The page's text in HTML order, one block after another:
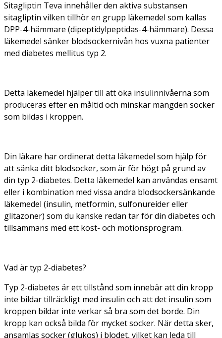
Sitagliptin Teva innehåller den aktiva substansen
sitagliptin vilken tillhör en grupp läkemedel som kallas
DPP-4-hämmare (dipeptidylpeptidas-4-hämmare). Dessa
läkemedel sänker blodsockernivån hos vuxna patienter
med diabetes mellitus typ 2.
Detta läkemedel hjälper till att öka insulinnivåerna som
produceras efter en måltid och minskar mängden socker
som bildas i kroppen.
Din läkare har ordinerat detta läkemedel som hjälp för
att sänka ditt blodsocker, som är för högt på grund av
din typ 2-diabetes. Detta läkemedel kan användas ensamt
eller i kombination med vissa andra blodsockersänkande
läkemedel (insulin, metformin, sulfonureider eller
glitazoner) som du kanske redan tar för din diabetes och
tillsammans med ett kost- och motionsprogram.
Vad är typ 2-diabetes?
Typ 2-diabetes är ett tillstånd som innebär att din kropp
inte bildar tillräckligt med insulin och att det insulin som
kroppen bildar inte verkar så bra som det borde. Din
kropp kan också bilda för mycket socker. När detta sker,
ansamlas socker (glukos) i blodet, vilket kan leda till